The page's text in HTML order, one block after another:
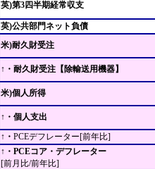
英)第3四半期経常収支
英)公共部門ネット負債
米)耐久財受注
↑・耐久財受注【除輸送用機器】
米)個人所得
↑・個人支出
↑・ PCEデフレーター[前年比]
↑・PCEコア・デフレーター
[前月比/前年比]